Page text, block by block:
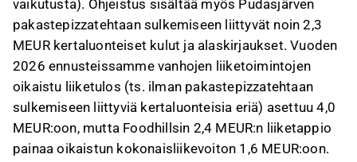
vaikutusta). Ohjeistus sisältää myös Pudasjärven
pakastepizzatehtaan sulkemiseen liittyvät noin 2,3
MEUR kertaluonteiset kulut ja alaskirjaukset. Vuoden
2026 ennusteissamme vanhojen liiketoimintojen
oikaistu liiketulos (ts. ilman pakastepizzatehtaan
sulkemiseen liittyviä kertaluonteisia eriä) asettuu 4,0
MEUR:oon, mutta Foodhillsin 2,4 MEUR:n liiketappio
painaa oikaistun kokonaisliikevoiton 1,6 MEUR:oon.